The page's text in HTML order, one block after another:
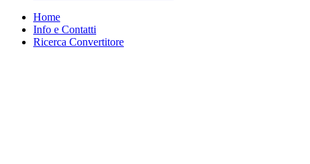
Home
Info e Contatti
Ricerca Convertitore